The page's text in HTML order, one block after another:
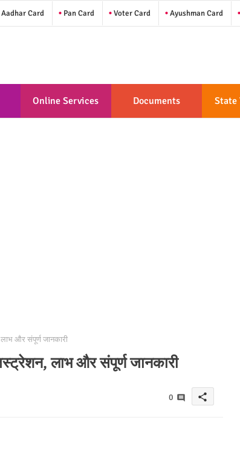
Card Pan Card Voter Card Ayushman Card
Online Services Documents State
और संपूर्ण जानकारी
लाभ और संपूर्ण जानकारी
0 share